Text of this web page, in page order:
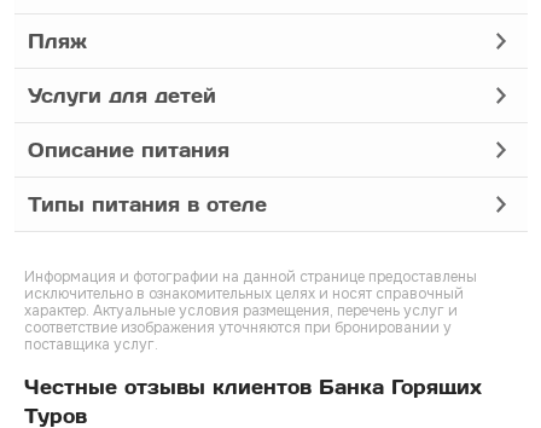
Пляж
Услуги для детей
Описание питания
Типы питания в отеле
Информация и фотографии на данной странице предоставлены
исключительно в ознакомительных целях и носят справочный
характер. Актуальные условия размещения, перечень услуг и
соответствие изображения уточняются при бронировании у
поставщика услуг.
Честные отзывы клиентов Банка Горящих
Туров